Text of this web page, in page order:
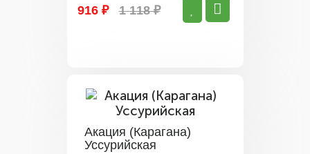
916 ₽ 1 118 ₽
Акация (Карагана)
Уссурийская